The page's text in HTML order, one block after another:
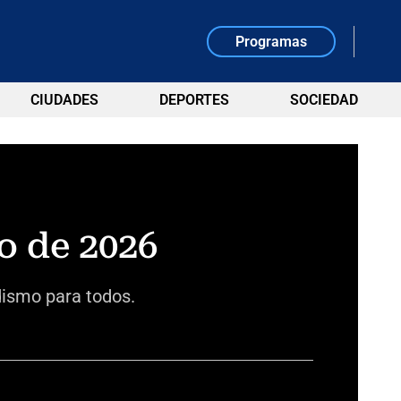
Programas
CIUDADES DEPORTES SOCIEDAD
de 2026
para todos.